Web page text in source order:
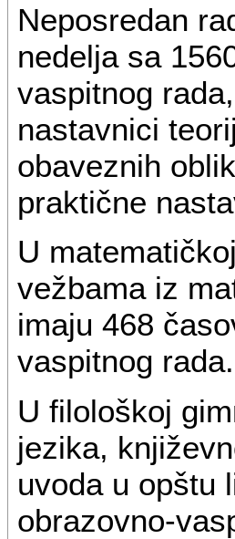
Neposredan
nedelja sa
vaspitnog
nastavnici
obaveznih
praktične
U
vežbama iz
imaju 468
vaspitnog rada.
U filološkoj
jezika,
uvoda u opštu
obrazovno-